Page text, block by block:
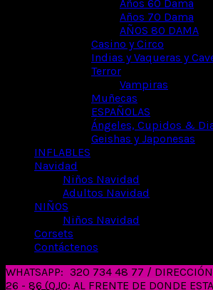
Años 60 Dama
Años 70 Dama
AÑOS 80 DAMA
Casino y Circo
Indias y Vaqueras y
Terror
Vampiras
Muñecas
ESPAÑOLAS
Ángeles, Cupidos &
Geishas y Japonesas
INFLABLES
Navidad
Niños Navidad
Adultos Navidad
NIÑOS
Niños Navidad
Corsets
Contáctenos
WHATSAPP: 320 734 48 77 / DIRECCIÓN:
26 - 86 (OJO: AL FRENTE DE DONDE